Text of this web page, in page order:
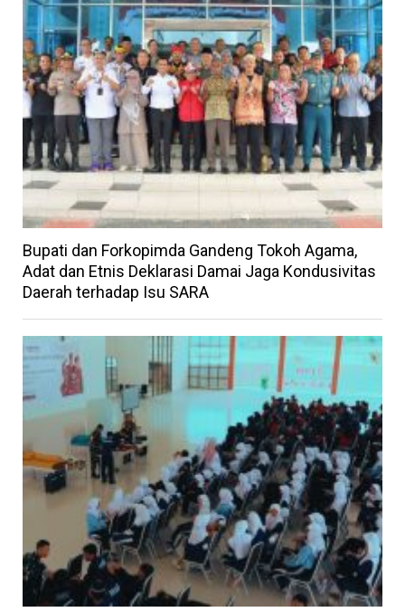
Bupati dan Forkopimda Gandeng Tokoh Agama,
Adat dan Etnis Deklarasi Damai Jaga Kondusivitas
Daerah terhadap Isu SARA